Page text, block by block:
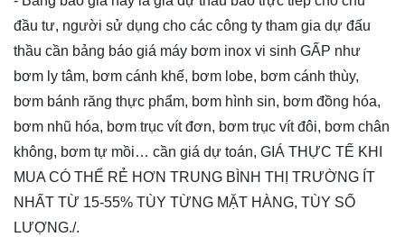
đầu tư, người sử dụng cho các công ty tham gia dự đấu
thầu cần bảng báo giá máy bơm inox vi sinh GẤP như
bơm ly tâm, bơm cánh khế, bơm lobe, bơm cánh thùy,
bơm bánh răng thực phẩm, bơm hình sin, bơm đồng hóa,
bơm nhũ hóa, bơm trục vít đơn, bơm trục vít đôi, bơm chân
không, bơm tự mồi… cần giá dự toán, GIÁ THỰC TẾ KHI
MUA CÓ THỂ RẺ HƠN TRUNG BÌNH THỊ TRƯỜNG ÍT
NHẤT TỪ 15-55% TÙY TỪNG MẶT HÀNG, TÙY SỐ
LƯỢNG./.